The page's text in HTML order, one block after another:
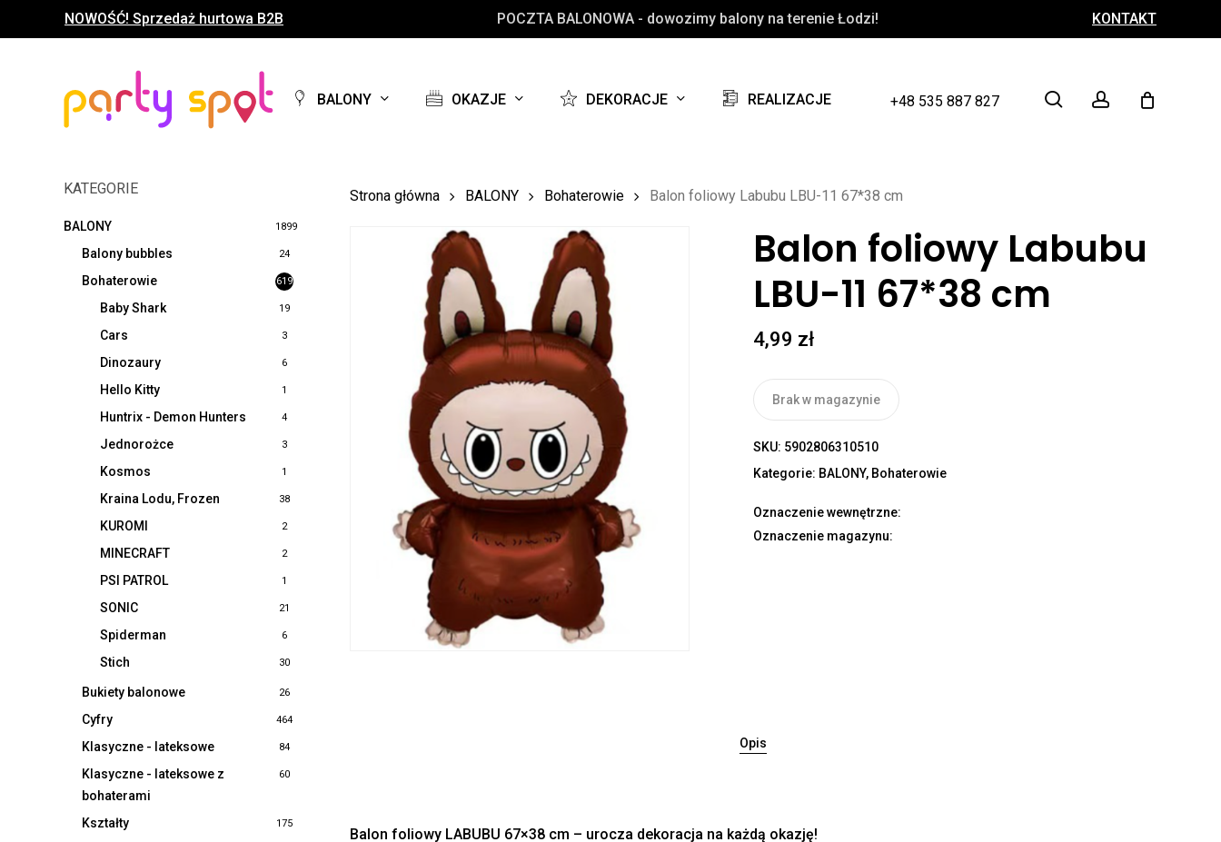
NOWOŚĆ! Sprzedaż hurtowa B2B POCZTA BALONOWA - dowozimy balony na terenie Łodzi! KONTAKT
BALONY OKAZJE DEKORACJE REALIZACJE +48 535 887 827 search account
Koszyk Close
KATEGORIE
BALONY 1899
Balony bubbles 24
Bohaterowie 619
Baby Shark 19
Cars 3
Dinozaury 6
Hello Kitty 1
Huntrix - Demon Hunters 4
Jednorożce 3
Kosmos 1
Kraina Lodu, Frozen 38
KUROMI 2
MINECRAFT 2
PSI PATROL 1
SONIC 21
Spiderman 6
Stich 30
Bukiety balonowe 26
Cyfry 464
Klasyczne - lateksowe 84
Klasyczne - lateksowe z
bohaterami
60
Kształty 175
Strona główna BALONY Bohaterowie Balon foliowy Labubu LBU-11 67*38 cm
Balon foliowy Labubu
LBU-11 67*38 cm
4,99 zł
Brak w magazynie
SKU: 5902806310510
Kategorie: BALONY, Bohaterowie
Oznaczenie wewnętrzne:
Oznaczenie magazynu:
Opis
Balon foliowy LABUBU 67×38 cm – urocza dekoracja na każdą okazję!